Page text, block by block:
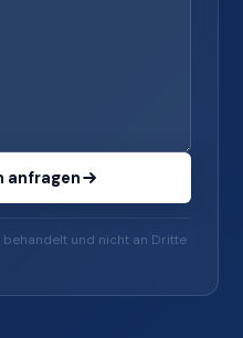
anfragen
und nicht an Dritte